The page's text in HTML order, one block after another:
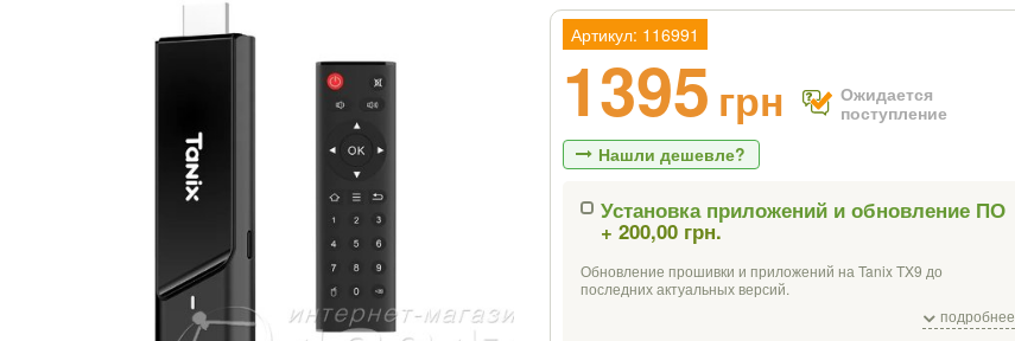
Артикул: 116991
1395 грн
Ожидается
поступление
Нашли дешевле?
Если Вы найдете товар дешевле - мы снизим
Установка приложений и обновление ПО
+ 200,00 грн.
Обновление прошивки и приложений на Tanix TX9 до
последних актуальных версий.
подробнее